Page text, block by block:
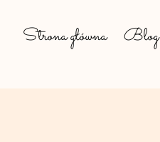
Strona główna Blog